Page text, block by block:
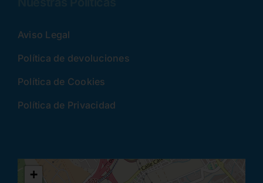
Aviso Legal
Política de devoluciones
Política de Cookies
Política de Privacidad
+